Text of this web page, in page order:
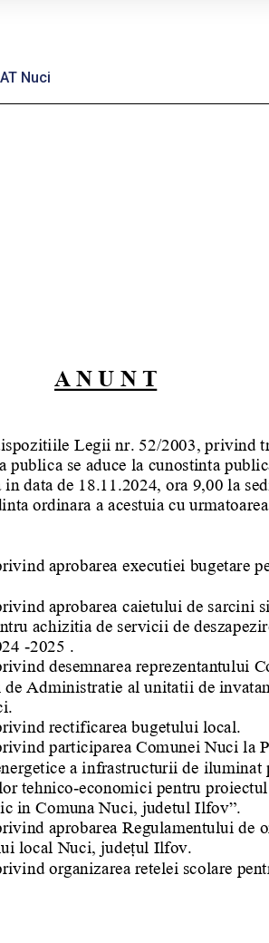
Nuci